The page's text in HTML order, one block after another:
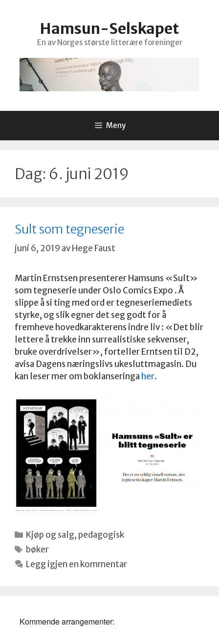
Hamsun-Selskapet
En av Norges største litterære foreninger
Meny
Dag: 6. juni 2019
Sult som tegneserie
juni 6, 2019 avHege Faust
Martin Ernstsen presenterer Hamsuns «Sult»
som tegneserie under Oslo Comics Expo . Å
slippe å si ting med ord er tegneseriemediets
styrke, og slik egner det seg godt for å
fremheve hovedkarakterens indre liv : «Det blir
lettere å trekke inn surrealistiske sekvenser,
bruke overdrivelser», forteller Erntsen til D2,
avisa Dagens næringslivs ukesluttmagasin. Du
kan leser mer om boklanseringa her.
Kategorier
Kjøp og salg, pedagogisk
Stikkord
bøker
Legg igjen en kommentar
Kommende arrangementer: